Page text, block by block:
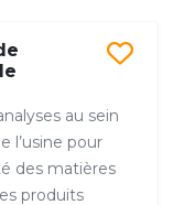
au sein
l’usine pour
des matières
produits